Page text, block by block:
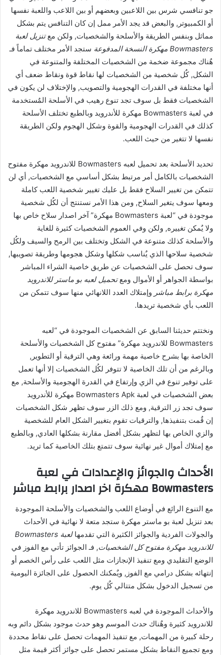
جو تنافسي شرس بين اللاعبين وبعضهم أو بين اللاعب واللعبة نفسها
أو الكمبيوتر, والبعض قد يجد الأمر ممل إن كان التنافس يتم بشكل
مماثل وبنفس الطريقة والأسلحة والشخصيات, ولكن معتنزيل لعبة
Bowmasters مهكرة النسخة المدفوعة
ستجد الأمر مختلف تماماً فـ
هٌناك مجموعة ضخمة من الشخصيات المختلفة والمتنوعة في
الشكل, كٌل شخصية من الشخصيات لها نقاط قوة ونقاط ضعف أي
أنها مختلفة في القدرات الهجومية والتصويب, والإختلاف لن يكون في
الشخصيات فقط بل سوف تجد تنوع رهيب في الأسلحة المٌستخدمة
في لعبة Bowmasters مهكرة للأندرويد وبالطبع تختلف الأسلحة
كذلك في القدرات الهجومية والقوة وشكل الهجوم ولكن الطريقة
نفسها لا تتغير من حيث اللعب.
تحديد الأسلحة بعد تحميل لعبه Bowmasters للاندرويد مهكرة مفتوح
الشخصيات بالكامل أمر مرتبط بشكل أساسي مع الشخصيات, أي لن
تتمكن من تغيير السلاح فقط بل عليك تغيير شخصية اللعب كاملة
ومعها سوف يتغير السلاح, ومن هذا الأمر نستنتج أن لكُل شخصية
موجودة في “لعبة Bowmasters مهكرة” آخر اصدار سلاح خاص بها
ولا يٌمكن تغييره, ولكن وفي العموم الشخصيات كثيرة للغاية
والأسلحة كذلك متنوعة في الشكل وتختلف بين الرمح والسيف ولكُل
شخصية سلاحها الذي يٌناسب شكلها وشكل هجومها وطريقة تصويبها,
سوف تحصل على الشخصيات عن طريق خاصية الشراء المباشر
بواسطة الجواهر أو الأموال ومعتحميل لعبه بو ماستر للاندرويد
مهكرة برابط مباشر وإمتلاك العدد اللانهائي منها سوف تتمكن من
اللعب بأي شخصية تريدها.
ونختتم حديثنا السابق عن الشخصيات الموجودة في “لعبه
Bowmasters للاندرويد مهكرة” مفتوح كل الشخصيات والأسلحة
الخاصة بها بشرح خاصية مهمة ورائعة وهي الترقية أو التطوير,
وبالرغم من أن تلك الخاصية لا تتوفر لكُل الشخصيات إلا أنها تعمل
على توفير تنوع في الزي وإرتفاع في القدرة الهجومية والأسلحة, مع
بعض الشخصيات في لعبة Bowmasters Apk مهكرة للأندرويد
سوف تجد زر الترقية, ومع ذلك الزر سوف تظهر شكل الشخصيات
إن قٌمت بتنفيذها, والترقيات تقوم بتغيير الشكل العام للشخصية
والزي الخاص بها لتظهر بشكل أفضل مقارنة بشكلها العادي, وبالطبع
مع إمتلاك أموال غير نهائية سوف تتمتع بتلك الخاصية كما تريد.
الأحداث والجوائز والإعدادات في لعبة
Bowmasters مهكرة اخر اصدار برابط مباشر
مع التنوع الرائع في أوضاع اللعب والشخصيات والأسلحة الموجودة
بعد تنزيل لعبة بو ماستر مهكرة ستجد متعة لا نهائية في الأحداث
والجولات الفردية والجوائز الكثيرة التي تقدمها
لعبة Bowmasters
للاندرويد مهكرة مفتوح كل الشخصيات, فـ الجوائز تأتي مع الفوز في
الوضع التقليدي ومع تنفيذ الإنجازات مثل اللعب على رأس الخصم أو
إنتهائه بشكل درامي مع الفوز, ويٌمكنك الحصول على الجائزة اليومية
من تسجيل الدخول بشكل متتالي كٌل يوم.
والأحداث الموجودة في لعبه Bowmasters للاندرويد مهكرة
للاندرويد كثيرة وهٌناك حدث الموسم وهو حدث موجود بشكل دائم وبه
رحلة كبيرة من المهمات, مع تنفيذ المهمات تحصل على نقاط محددة
ومع تجميع النقاط بشكل مستمر تحصل على جوائز أكثر قيمة مثل